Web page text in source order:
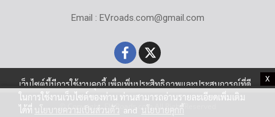
X
Email : EVroads.com@gmail.com
© Copyright EV-Roads.com All Right Reserved
เว็บไซต์นี้มีการใช้งานคุกกี้ เพื่อเพิ่มประสิทธิภาพและประสบการณ์ที่ดี
ในการใช้งานเว็บไซต์ของท่าน ท่านสามารถอ่านรายละเอียดเพิ่มเติม
ได้ที่ นโยบายความเป็นส่วนตัว and นโยบายคุกกี้